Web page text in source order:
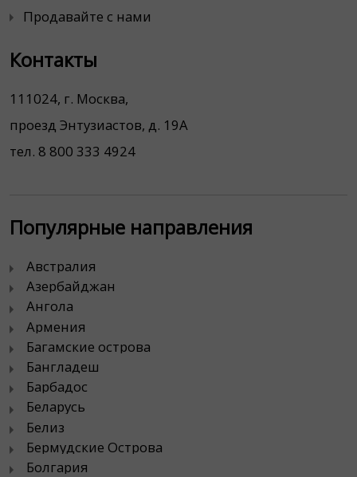
Продавайте с нами
Контакты
111024, г. Москва,
проезд Энтузиастов, д. 19А
тел. 8 800 333 4924
Популярные направления
Австралия
Азербайджан
Ангола
Армения
Багамские острова
Бангладеш
Барбадос
Беларусь
Белиз
Бермудские Острова
Болгария